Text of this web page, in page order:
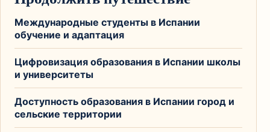
Международные студенты в Испании
обучение и адаптация
Цифровизация образования в Испании школы
и университеты
Доступность образования в Испании город и
сельские территории